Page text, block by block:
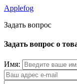
Applefog
Задать вопрос
Задать вопрос о
Имя: